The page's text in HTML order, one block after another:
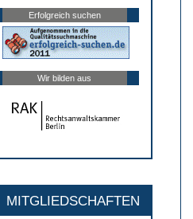
Erfolgreich suchen
Wir bilden aus
MITGLIEDSCHAFTEN